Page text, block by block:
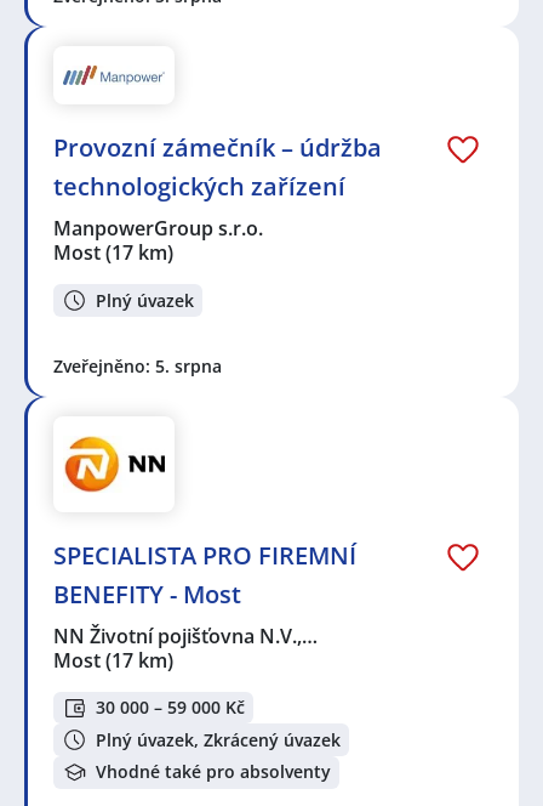
Provozní zámečník – údržba
technologických zařízení
ManpowerGroup s.r.o.
Most(17 km)
Plný úvazek
Zveřejněno: 5. srpna
SPECIALISTA PRO FIREMNÍ
BENEFITY - Most
NN Životní pojišťovna N.V.,…
Most(17 km)
30 000 – 59 000 Kč
Plný úvazek, Zkrácený úvazek
Vhodné také pro absolventy